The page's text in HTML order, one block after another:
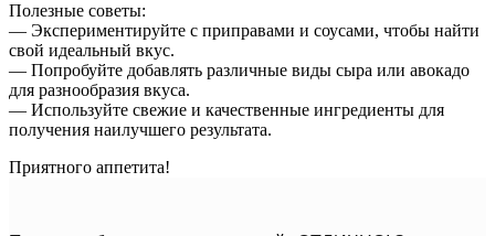
Полезные советы:
— Экспериментируйте с приправами и соусами, чтобы найти
свой идеальный вкус.
— Попробуйте добавлять различные виды сыра или авокадо
для разнообразия вкуса.
— Используйте свежие и качественные ингредиенты для
получения наилучшего результата.
Приятного аппетита!